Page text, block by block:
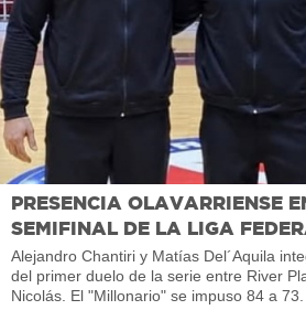
PRESENCIA OLAVARRIENSE
SEMIFINAL DE LA LIGA
Alejandro Chantiri y Matías Del´Aquila
del primer duelo de la serie entre River
Nicolás. El "Millonario" se impuso 84 a 73.